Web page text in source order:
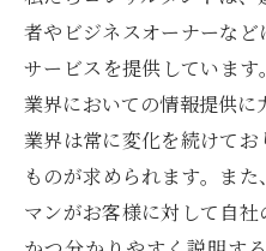
者やビジネスオーナーな
サービスを提供していま
業界においての情報提供に
業界は常に変化を続けて
ものが求められます。ま
マンがお客様に対して自社